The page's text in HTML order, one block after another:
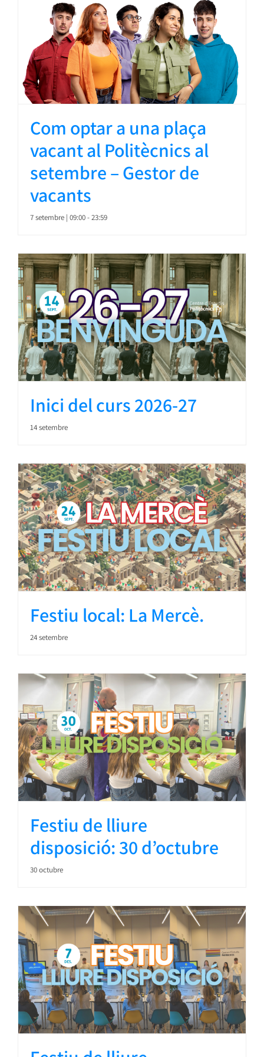
Com optar a una plaça
vacant al Politècnics al
setembre – Gestor de
vacants
7 setembre | 09:00-23:59
Inici del curs 2026-27
14 setembre
Festiu local: La Mercè.
24 setembre
Festiu de lliure
disposició: 30 d’octubre
30 octubre